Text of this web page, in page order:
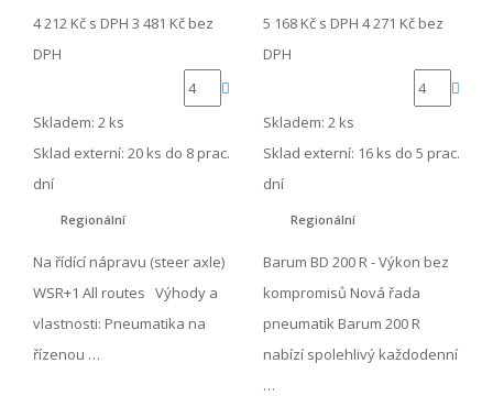
4 212 Kč s DPH 3 481 Kč bez
DPH
Skladem: 2 ks
Sklad externí: 20 ks do 8 prac.
dní
Regionální
Na řídící nápravu (steer axle)
WSR+1 All routes Výhody a
vlastnosti: Pneumatika na
řízenou …
5 168 Kč s DPH 4 271 Kč bez
DPH
Skladem: 2 ks
Sklad externí: 16 ks do 5 prac.
dní
Regionální
Barum BD 200 R - Výkon bez
kompromisů Nová řada
pneumatik Barum 200 R
nabízí spolehlivý každodenní
…